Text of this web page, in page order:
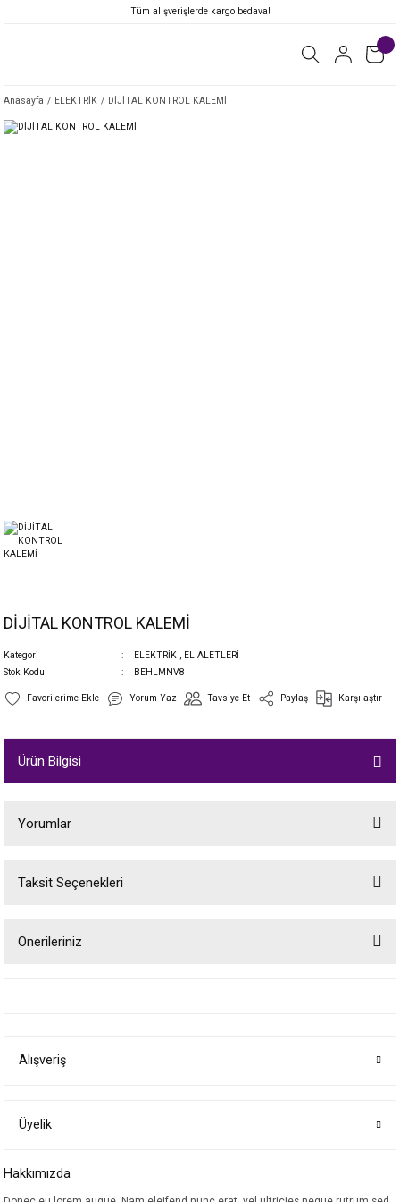
Tüm alışverişlerde kargo bedava!
Anasayfa ELEKTRİK DİJİTAL KONTROL KALEMİ
DİJİTAL KONTROL KALEMİ
Kategori ELEKTRİK
EL ALETLERİ
Stok Kodu
BEHLMNV8
Yorum Yaz Tavsiye Et Paylaş Karşılaştır
Ürün Bilgisi
Yorumlar
Taksit Seçenekleri
Önerileriniz
Ürün bilgilerinde hatalar bulunuyor.
Bu ürüne benzer farklı alternatifler olmalı.
Alışveriş
Üyelik
Hakkımızda